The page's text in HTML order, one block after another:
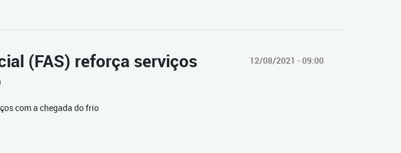
12/08/2021 - 09:00
(FAS) reforça serviços
com a chegada do frio